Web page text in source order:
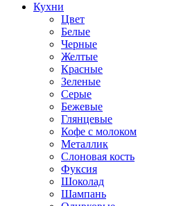
Кухни
Цвет
Белые
Черные
Желтые
Красные
Зеленые
Серые
Бежевые
Глянцевые
Кофе с молоком
Металлик
Слоновая кость
Фуксия
Шоколад
Шампань